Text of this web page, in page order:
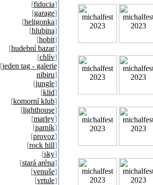
[fiducia]
[garage]
[heligonka]
[hlubina]
[hobit]
[hudební bazar]
[chlív]
[jeden tag - galerie
nibiru]
[jungle]
[klid]
[komorní klub]
[lighthouse]
[marley]
[parník]
[provoz]
[rock hill]
[sky]
[stará aréna]
[venuše]
[vrtule]